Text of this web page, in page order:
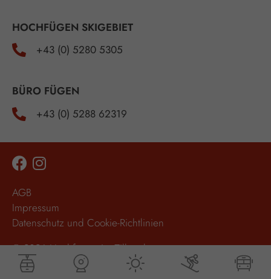
HOCHFÜGEN SKIGEBIET
+43 (0) 5280 5305
BÜRO FÜGEN
+43 (0) 5288 62319
© 2026 Hochfügen im Zillertal,
Alle Rechte vorbehalten
AGB
Impressum
Datenschutz und Cookie-Richtlinien